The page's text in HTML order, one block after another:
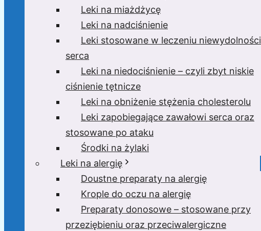
Leki na miażdżycę
Leki na nadciśnienie
Leki stosowane w leczeniu niewydolności
serca
Leki na niedociśnienie – czyli zbyt niskie
ciśnienie tętnicze
Leki na obniżenie stężenia cholesterolu
Leki zapobiegające zawałowi serca oraz
stosowane po ataku
Środki na żylaki
Leki na alergię
Doustne preparaty na alergię
Krople do oczu na alergię
Preparaty donosowe – stosowane przy
przeziębieniu oraz przeciwalergiczne